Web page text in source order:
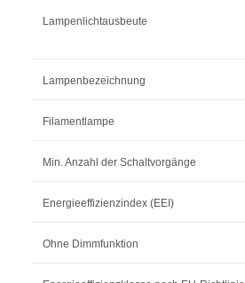
Lampenlichtausbeute
Lampenbezeichnung
Filamentlampe
Min. Anzahl der Schaltvorgänge
Energieeffizienzindex (EEI)
Ohne Dimmfunktion